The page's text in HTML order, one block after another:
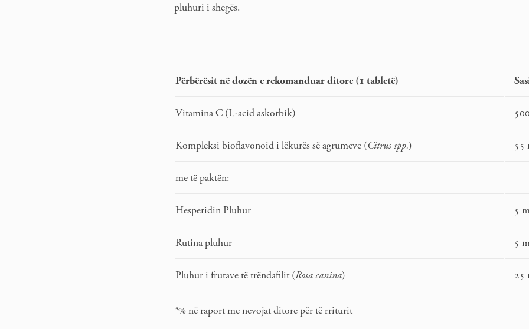
pluhuri i shegës.
Përbërësit në dozën e rekomanduar ditore (1 tabletë)
Vitamina C (L-acid askorbik)
Kompleksi bioflavonoid i lëkurës së agrumeve (Citrus spp.) 55
me të paktën:
Hesperidin Pluhur 5
Rutina pluhur 5
Pluhur i frutave të trëndafilit (Rosa canina) 25
*% në raport me nevojat ditore për të rriturit